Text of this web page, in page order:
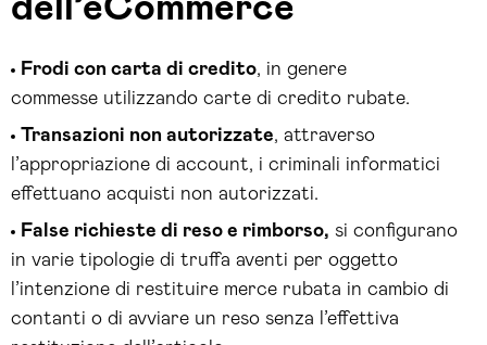
dell’eCommerce
Frodi con carta di credito, in genere
commesse utilizzando carte di credito rubate.
Transazioni non autorizzate, attraverso
l’appropriazione di account, i criminali informatici
effettuano acquisti non autorizzati.
False richieste di reso e rimborso, si configurano
in varie tipologie di truffa aventi per oggetto
l’intenzione di restituire merce rubata in cambio di
contanti o di avviare un reso senza l’effettiva